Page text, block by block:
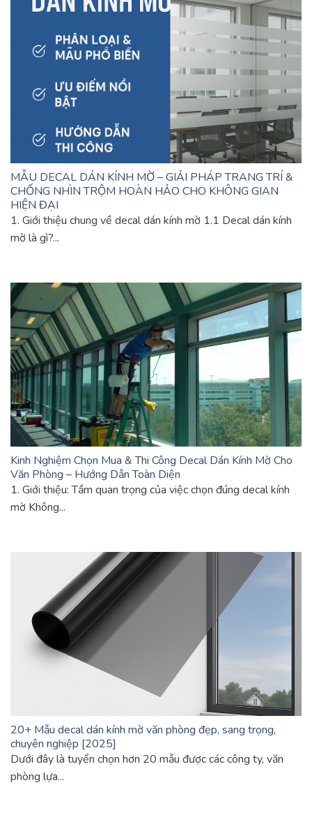
MẪU DECAL DÁN KÍNH MỜ – GIẢI PHÁP TRANG TRÍ &
CHỐNG NHÌN TRỘM HOÀN HẢO CHO KHÔNG GIAN
HIỆN ĐẠI
1. Giới thiệu chung về decal dán kính mờ 1.1 Decal dán kính
mờ là gì?...
Kinh Nghiệm Chọn Mua & Thi Công Decal Dán Kính Mờ Cho
Văn Phòng – Hướng Dẫn Toàn Diện
1. Giới thiệu: Tầm quan trọng của việc chọn đúng decal kính
mờ Không...
20+ Mẫu decal dán kính mờ văn phòng đẹp, sang trọng,
chuyên nghiệp [2025]
Dưới đây là tuyển chọn hơn 20 mẫu được các công ty, văn
phòng lựa...